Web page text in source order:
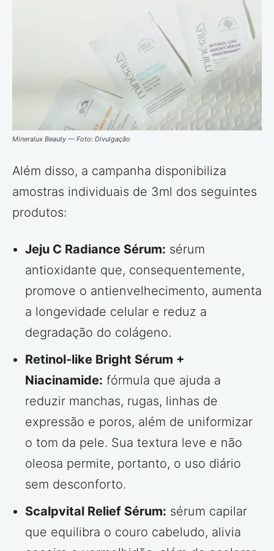
Mineralux Beauty — Foto: Divulgação
Além disso, a campanha disponibiliza
amostras individuais de 3ml dos seguintes
produtos:
Jeju C Radiance Sérum: sérum
antioxidante que, consequentemente,
promove o antienvelhecimento, aumenta
a longevidade celular e reduz a
degradação do colágeno.
Retinol-like Bright Sérum +
Niacinamide: fórmula que ajuda a
reduzir manchas, rugas, linhas de
expressão e poros, além de uniformizar
o tom da pele. Sua textura leve e não
oleosa permite, portanto, o uso diário
sem desconforto.
Scalpvital Relief Sérum: sérum capilar
que equilibra o couro cabeludo, alivia